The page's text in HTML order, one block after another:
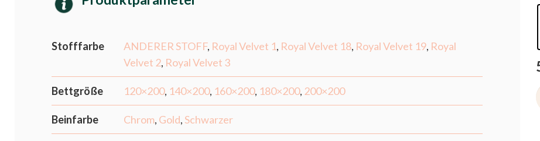
Stofffarbe ANDERER STOFF, Royal Velvet 1, Royal Velvet 18, Royal Velvet 19, Royal
Velvet 2, Royal Velvet 3
Bettgröße 120×200, 140×200, 160×200, 180×200, 200×200
Beinfarbe Chrom, Gold,Schwarzer